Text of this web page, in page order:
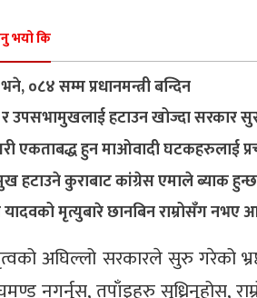
भयो कि
०८४ सम्म प्रधानमन्त्री बन्दिन
उपसभामुखलाई हटाउन खोज्दा सरकार
एकताबद्ध हुन माओवादी घटकहरुलाई
हटाउने कुराबाट कांग्रेस एमाले ब्याक
यादवको मृत्युबारे छानबिन राम्रोसँग नभए
अघिल्लो सरकारले सुरु गरेको
नगर्नुस्, तपाँइहरु सुध्रिनुहोस्,